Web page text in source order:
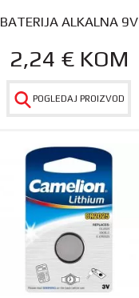
BATERIJA ALKALNA 9V
2,24 € KOM
POGLEDAJ PROIZVOD